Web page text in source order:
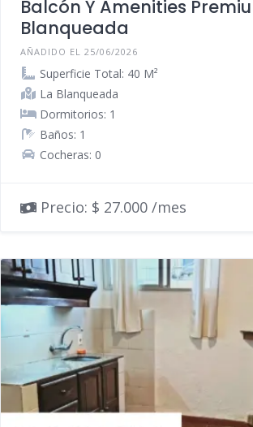
Balcón Y Amenities
Blanqueada
AÑADIDO EL 25/06/2026
Superficie Total: 40 M²
La Blanqueada
Dormitorios: 1
Baños: 1
Cocheras: 0
Precio: $ 27.000 /mes